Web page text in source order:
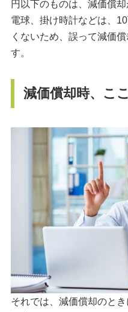
円以下のものは、減価償
電球、掛け時計などは、
くないため、誤って減価
す。
減価償却時、こ
それでは、減価償却のと